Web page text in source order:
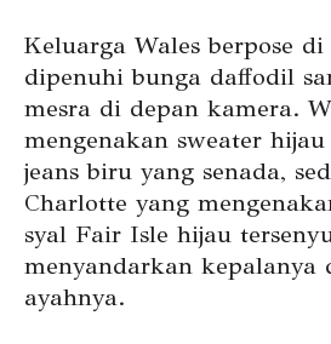
Keluarga Wales berpose
dipenuhi bunga daffodil
mesra di depan kamera.
mengenakan sweater
jeans biru yang senada,
Charlotte yang
syal Fair Isle hijau
menyandarkan kepalanya
ayahnya.